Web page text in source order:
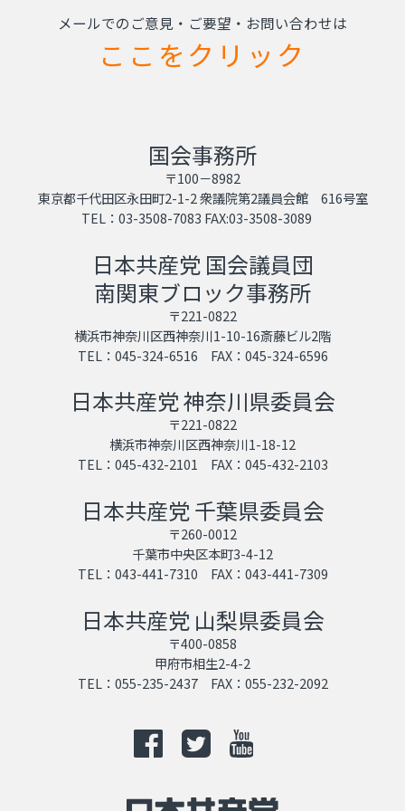
メールでのご意見・ご要望・お問い合わせは
ここをクリック
国会事務所
〒100－8982
東京都千代田区永田町2-1-2 衆議院第2議員会館 616号室
TEL：03-3508-7083 FAX:03-3508-3089
日本共産党 国会議員団
南関東ブロック事務所
〒221-0822
横浜市神奈川区西神奈川1-10-16斎藤ビル2階
TEL：045-324-6516 FAX：045-324-6596
日本共産党 神奈川県委員会
〒221-0822
横浜市神奈川区西神奈川1-18-12
TEL：045-432-2101 FAX：045-432-2103
日本共産党 千葉県委員会
〒260-0012
千葉市中央区本町3-4-12
TEL：043-441-7310 FAX：043-441-7309
日本共産党 山梨県委員会
〒400-0858
甲府市相生2-4-2
TEL：055-235-2437 FAX：055-232-2092